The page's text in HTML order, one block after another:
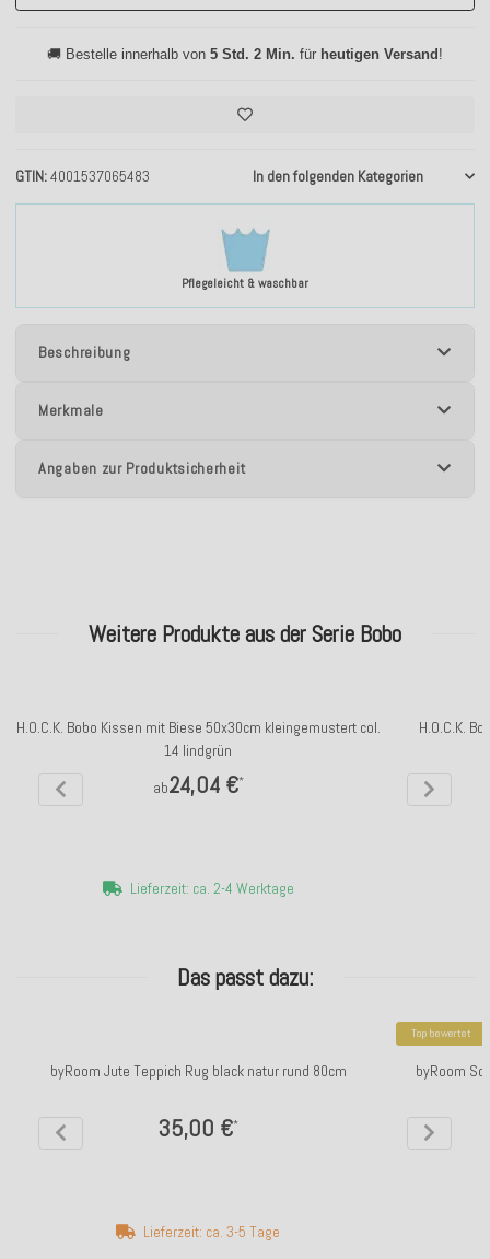
Pflegeleicht & waschbar
GTIN 4001537065483 In den folgenden Kategorien
🚚 Bestelle innerhalb von 5 Std. 2 Min. für heutigen Versand !
Beschreibung
Merkmale
Angaben zur Produktsicherheit
Weitere Produkte aus der Serie Bobo
H.O.C.K. Bobo Kissen mit Biese 50x30cm kleingemustert col.
14 lindgrün
ab24,04 €*
Lieferzeit: ca. 2-4 Werktage
H.O.C.K.
Das passt dazu:
byRoom Jute Teppich Rug black natur rund 80cm
35,00 €*
Lieferzeit: ca. 3-5 Tage
Top bewertet
byRoom